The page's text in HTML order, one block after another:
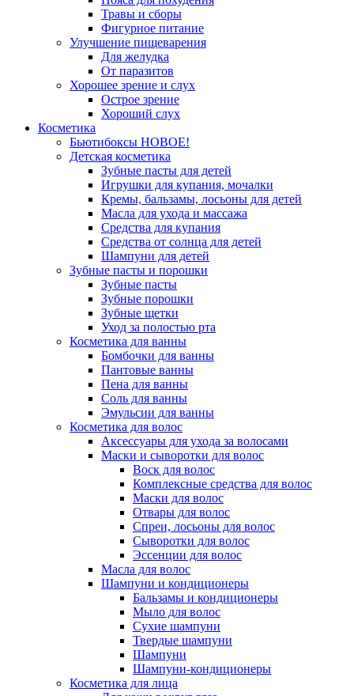
Травы и сборы
Фигурное питание
Улучшение пищеварения
Для желудка
От паразитов
Хорошее зрение и слух
Острое зрение
Хороший слух
Косметика
Бьютибоксы НОВОЕ!
Детская косметика
Зубные пасты для детей
Игрушки для купания, мочалки
Кремы, бальзамы, лосьоны для детей
Масла для ухода и массажа
Средства для купания
Средства от солнца для детей
Шампуни для детей
Зубные пасты и порошки
Зубные пасты
Зубные порошки
Зубные щетки
Уход за полостью рта
Косметика для ванны
Бомбочки для ванны
Пантовые ванны
Пена для ванны
Соль для ванны
Эмульсии для ванны
Косметика для волос
Аксессуары для ухода за волосами
Маски и сыворотки для волос
Воск для волос
Комплексные средства для волос
Маски для волос
Отвары для волос
Спреи, лосьоны для волос
Сыворотки для волос
Эссенции для волос
Масла для волос
Шампуни и кондиционеры
Бальзамы и кондиционеры
Мыло для волос
Сухие шампуни
Твердые шампуни
Шампуни
Шампуни-кондиционеры
Косметика для лица